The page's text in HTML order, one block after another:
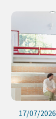
17/07/2026